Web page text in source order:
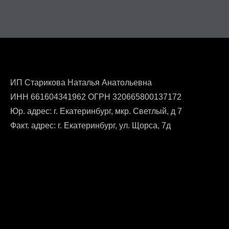
ИП Старикова Наталья Анатольевна
ИНН 661604341962 ОГРН 320665800137172
Юр. адрес: г. Екатеринбург, мкр. Светлый, д 7
Факт. адрес: г. Екатеринбург, ул. Щорса, 7д